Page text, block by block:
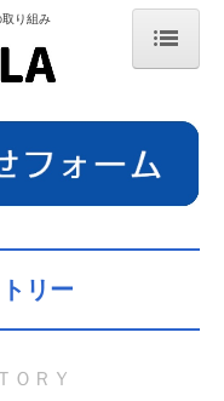
り組み
リー
ＯＲＹ